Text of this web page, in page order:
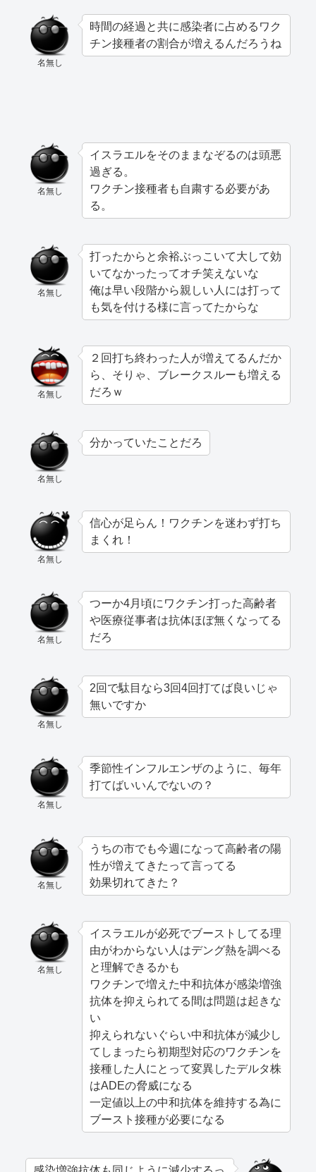
名無し
時間の経過と共に感染者に占めるワク
チン接種者の割合が増えるんだろうね
名無し
イスラエルをそのままなぞるのは頭悪
過ぎる。
ワクチン接種者も自粛する必要があ
る。
名無し
打ったからと余裕ぶっこいて大して効
いてなかったってオチ笑えないな
俺は早い段階から親しい人には打って
も気を付ける様に言ってたからな
名無し
２回打ち終わった人が増えてるんだか
ら、そりゃ、ブレークスルーも増える
だろｗ
名無し
分かっていたことだろ
名無し
信心が足らん！ワクチンを迷わず打ち
まくれ！
名無し
つーか4月頃にワクチン打った高齢者
や医療従事者は抗体ほぼ無くなってる
だろ
名無し
2回で駄目なら3回4回打てば良いじゃ
無いですか
名無し
季節性インフルエンザのように、毎年
打てばいいんでないの？
名無し
うちの市でも今週になって高齢者の陽
性が増えてきたって言ってる
効果切れてきた？
名無し
イスラエルが必死でブーストしてる理
由がわからない人はデング熱を調べる
と理解できるかも
ワクチンで増えた中和抗体が感染増強
抗体を抑えられてる間は問題は起きな
い
抑えられないぐらい中和抗体が減少し
てしまったら初期型対応のワクチンを
接種した人にとって変異したデルタ株
はADEの脅威になる
一定値以上の中和抗体を維持する為に
ブースト接種が必要になる